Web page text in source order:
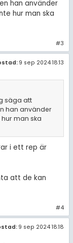
han använder
hur man ska
#3
9 sep 2024 18:13
säga att
han använder
man ska
i ett rep är
att de kan
#4
9 sep 2024 18:18